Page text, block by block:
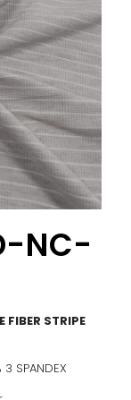
NC-
STRIPE
3 SPANDEX